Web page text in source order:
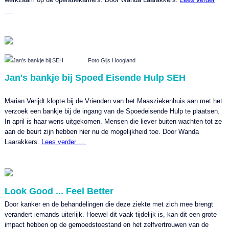
....
Jan's bankje bij SEH Foto Gijs Hoogland
Jan's bankje bij Spoed Eisende Hulp SEH
Marian Verijdt klopte bij de Vrienden van het Maasziekenhuis aan met het
verzoek een bankje bij de ingang van de Spoedeisende Hulp te plaatsen.
In april is haar wens uitgekomen. Mensen die liever buiten wachten tot ze
aan de beurt zijn hebben hier nu de mogelijkheid toe. Door Wanda
Laarakkers. Lees verder ...
Look Good ... Feel Better
Door kanker en de behandelingen die deze ziekte met zich mee brengt
verandert iemands uiterlijk. Hoewel dit vaak tijdelijk is, kan dit een grote
impact hebben op de gemoedstoestand en het zelfvertrouwen van de